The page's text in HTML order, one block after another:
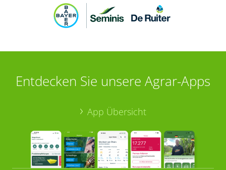
Entdecken Sie unsere Agrar-Apps
App Übersicht